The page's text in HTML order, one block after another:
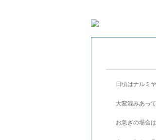
日頃はナルミ
大変混みあっ
お急ぎの場合